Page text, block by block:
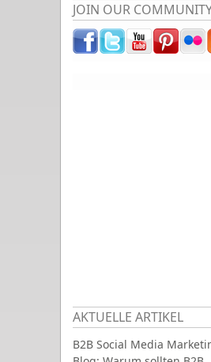
JOIN OUR
AKTUELLE ARTIKEL
B2B Social Media